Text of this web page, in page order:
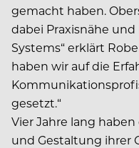
gemacht haben.
dabei Praxisnähe
Systems“ erklärt
haben wir auf die
gesetzt.“
Vier Jahre lang
und Gestaltung ihrer